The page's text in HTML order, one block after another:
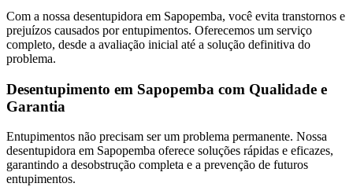
Com a nossa desentupidora em Sapopemba, você evita transtornos e
prejuízos causados por entupimentos. Oferecemos um serviço
completo, desde a avaliação inicial até a solução definitiva do
problema.
Desentupimento em Sapopemba com Qualidade e
Garantia
Entupimentos não precisam ser um problema permanente. Nossa
desentupidora em Sapopemba oferece soluções rápidas e eficazes,
garantindo a desobstrução completa e a prevenção de futuros
entupimentos.